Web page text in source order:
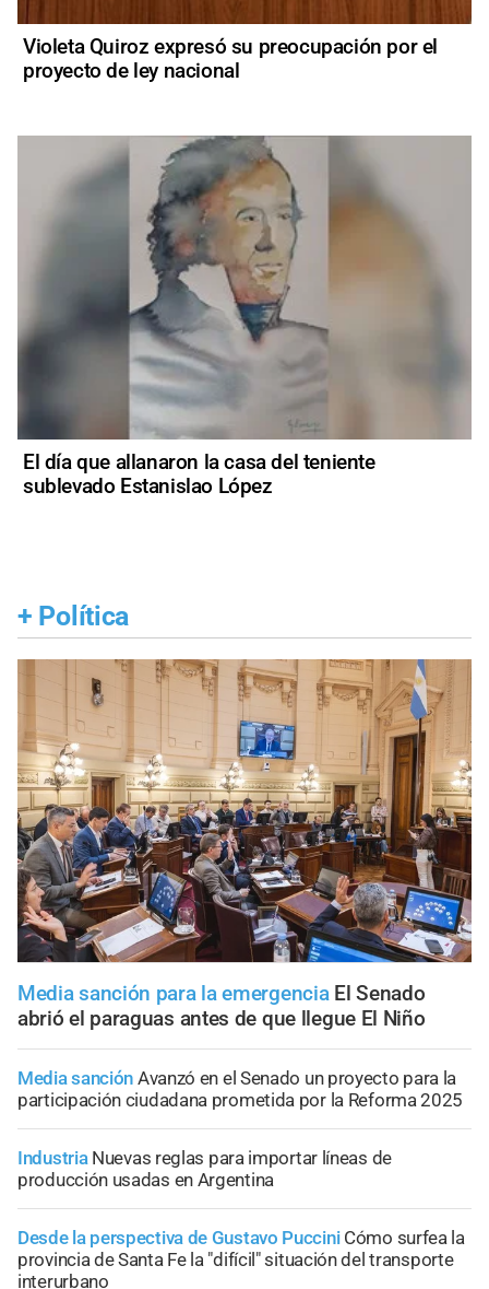
Violeta Quiroz expresó su preocupación por el
proyecto de ley nacional
El día que allanaron la casa del teniente
sublevado Estanislao López
+ Política
Media sanción para la emergencia El Senado
abrió el paraguas antes de que llegue El Niño
Media sanción Avanzó en el Senado un proyecto para la
participación ciudadana prometida por la Reforma 2025
Industria Nuevas reglas para importar líneas de
producción usadas en Argentina
Desde la perspectiva de Gustavo Puccini Cómo surfea la
provincia de Santa Fe la "difícil" situación del transporte
interurbano